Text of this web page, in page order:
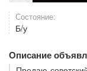
Состояние:
Б/у
Описание